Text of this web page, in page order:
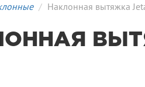
Наклонная вытяжка